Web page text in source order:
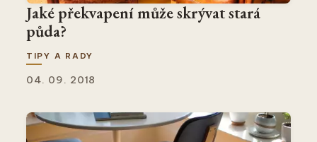
Jaké překvapení může skrývat stará
půda?
TIPY A RADY
04. 09. 2018